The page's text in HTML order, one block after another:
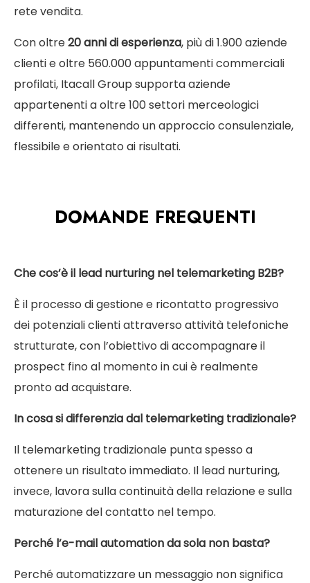
rete vendita.
Con oltre20 anni di esperienza, più di 1.900 aziende
clienti e oltre 560.000 appuntamenti commerciali
profilati, Itacall Group supporta aziende
appartenenti a oltre 100 settori merceologici
differenti, mantenendo un approccio consulenziale,
flessibile e orientato ai risultati.
DOMANDE FREQUENTI
Che cos’è il lead nurturing nel telemarketing B2B?
È il processo di gestione e ricontatto progressivo
dei potenziali clienti attraverso attività telefoniche
strutturate, con l’obiettivo di accompagnare il
prospect fino al momento in cui è realmente
pronto ad acquistare.
In cosa si differenzia dal telemarketing tradizionale?
Il telemarketing tradizionale punta spesso a
ottenere un risultato immediato. Il lead nurturing,
invece, lavora sulla continuità della relazione e sulla
maturazione del contatto nel tempo.
Perché l’e-mail automation da sola non basta?
Perché automatizzare un messaggio non significa